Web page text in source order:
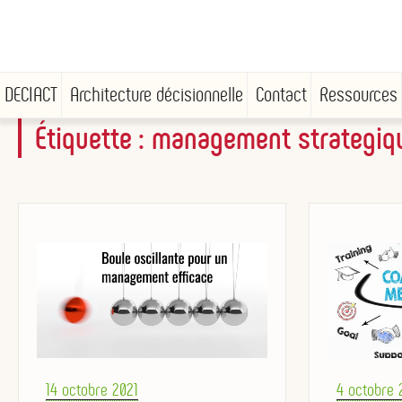
DECIACT Architecture décisionnelle Contact Ressources
Étiquette : management
Posted
14 octobre 2021
Posted
4 octobre